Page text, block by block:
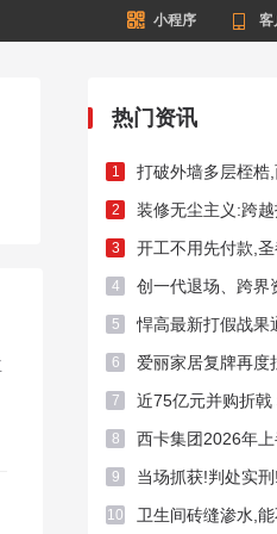
 小程序  客
热门资讯
1
2
3
4
5
6
7
8 西卡集团2026年
9 当场抓获!判处实
10 卫生间砖缝渗水,